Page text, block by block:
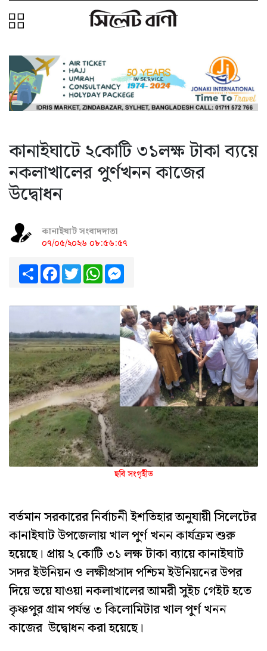
কানাইঘাটে ২কোটি ৩১লক্ষ টাকা ব্যয়ে
নকলাখালের পুর্ণখনন কাজের
উদ্বোধন
কানাইঘাট সংবাদদাতা
০৭/০৫/২০২৬ ০৮:৫৬:৫৭
ShareFacebook
TwitterWhatsApp
ছবি সংগৃহীত
বর্তমান সরকারের নির্বাচনী ইশতিহার অনুযায়ী সিলেটের
কানাইঘাট উপজেলায় খাল পুর্ণ খনন কার্যক্রম শুরু
হয়েছে। প্রায় ২ কোটি ৩১ লক্ষ টাকা ব্যায়ে কানাইঘাট
সদর ইউনিয়ন ও লক্ষীপ্রসাদ পশ্চিম ইউনিয়নের উপর
দিয়ে ভয়ে যাওয়া নকলাখালের আমরী সুইচ গেইট হতে
কৃষ্ণপুর গ্রাম পর্যন্ত ৩ কিলোমিটার খাল পুর্ণ খনন
কাজের উদ্বোধন করা হয়েছে।